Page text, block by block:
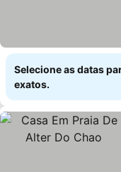
Selecione as datas
exatos.